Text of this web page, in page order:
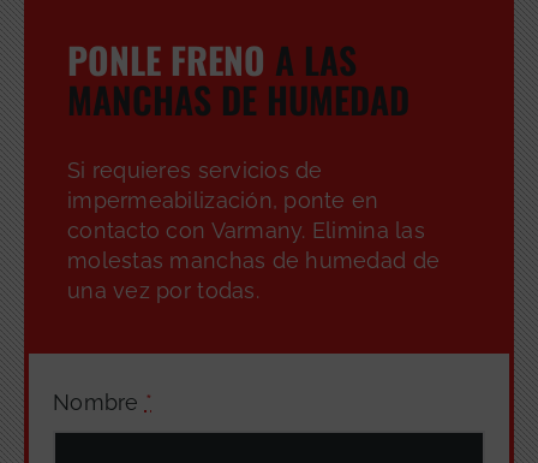
Nombre *
PONLE FRENO A LAS
MANCHAS DE HUMEDAD
Si requieres servicios de
impermeabilización, ponte en
contacto con Varmany. Elimina las
molestas manchas de humedad de
una vez por todas.